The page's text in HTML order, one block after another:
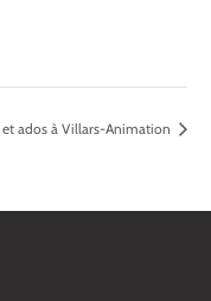
et ados à Villars-Animation